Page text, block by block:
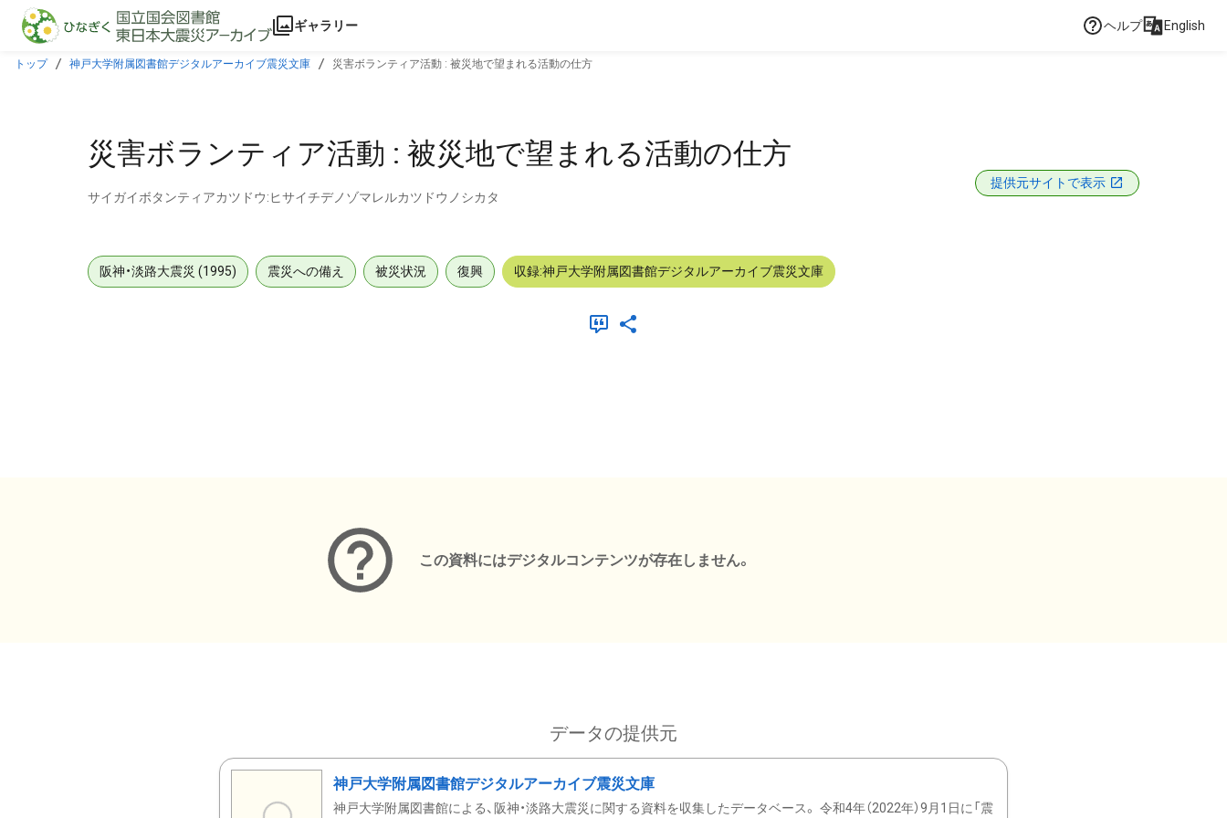
本文に飛ぶ
ギャラリー ヘルプ English
トップ 神戸大学附属図書館デジタルアーカイブ震災文庫 災害ボランティア活動 : 被災地で望まれる活動の仕方
災害ボランティア活動 : 被災地で望まれる活動の仕方
サイガイボタンティアカツドウ:ヒサイチデノゾマレルカツドウノシカタ
提供元サイトで表示
阪神・淡路大震災 (1995) 震災への備え 被災状況 復興 収録:神戸大学附属図書館デジタルアーカイブ震災文庫
この資料にはデジタルコンテンツが存在しません。
データの提供元
神戸大学附属図書館デジタルアーカイブ震災文庫
神戸大学附属図書館による、阪神・淡路大震災に関する資料を収集したデータベース。 令和4年（2022年）9月1日に「震